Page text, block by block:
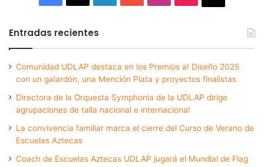
Entradas recientes
Comunidad UDLAP destaca en los Premios a! Diseño 2025
con un galardón, una Mención Plata y proyectos finalistas
Directora de la Orquesta Symphonia de la UDLAP dirige
agrupaciones de talla nacional e internacional
La convivencia familiar marca el cierre del Curso de Verano de
Escuelas Aztecas
Coach de Escuelas Aztecas UDLAP jugará el Mundial de Flag